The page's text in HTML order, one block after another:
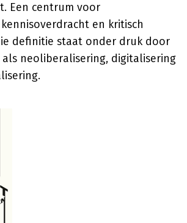
Een centrum voor
en kritisch
definitie staat onder druk door
neoliberalisering, digitalisering